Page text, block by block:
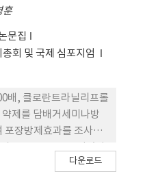
않았다. 섭식량만 영
로 증가하였다. 영기에
소치)는 지수적 증가
서 담배거세미나방 유
비섭식기에는 감소하는
량에 따른 성장 효율(크
량(g)) 은 1령기부터 6
184, 64, 43으로 감소
훈
문집
회 및 국제 심포지엄
배, 클로란트라닐리프롤
제를 담배거세미나방
포장방제효과를 조사한
프록스· 메톡시페노자
다운로드